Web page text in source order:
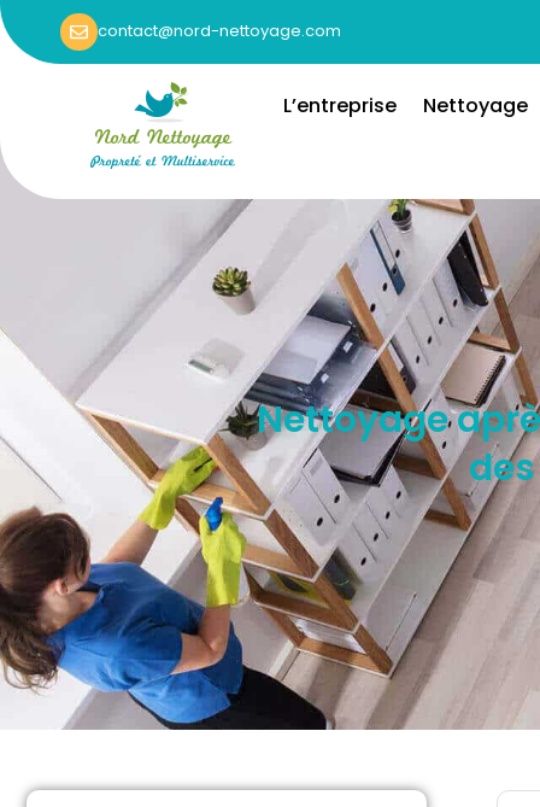
contact@nord-nettoyage.com
L’entreprise Nettoyage
Nettoyage